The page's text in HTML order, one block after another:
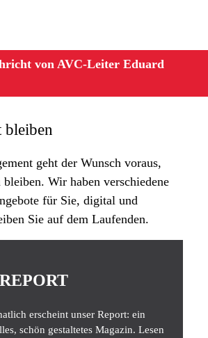
von AVC-Leiter Eduard
geht der Wunsch voraus,
Wir haben verschiedene
für Sie, digital und
Sie auf dem Laufenden.
erscheint unser Report: ein
schön gestaltetes Magazin. Lesen